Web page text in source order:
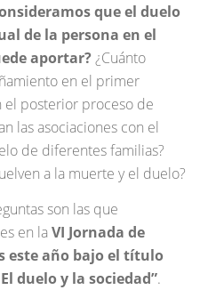
que el duelo
de la persona en el
aportar?¿Cuánto
en el primer
el posterior proceso de
las asociaciones con el
de diferentes familias?
a la muerte y el duelo?
son las que
en la VI Jornada de
este año bajo el título
duelo y la sociedad”.